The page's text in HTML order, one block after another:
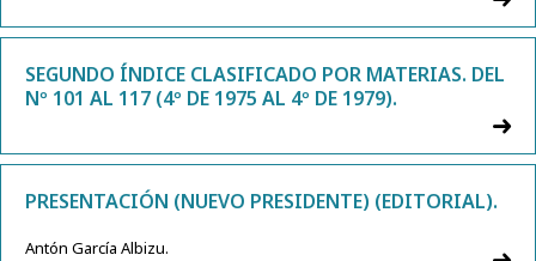
SEGUNDO ÍNDICE CLASIFICADO POR MATERIAS. DEL
Nº 101 AL 117 (4º DE 1975 AL 4º DE 1979).
PRESENTACIÓN (NUEVO PRESIDENTE) (EDITORIAL).
Antón García Albizu.